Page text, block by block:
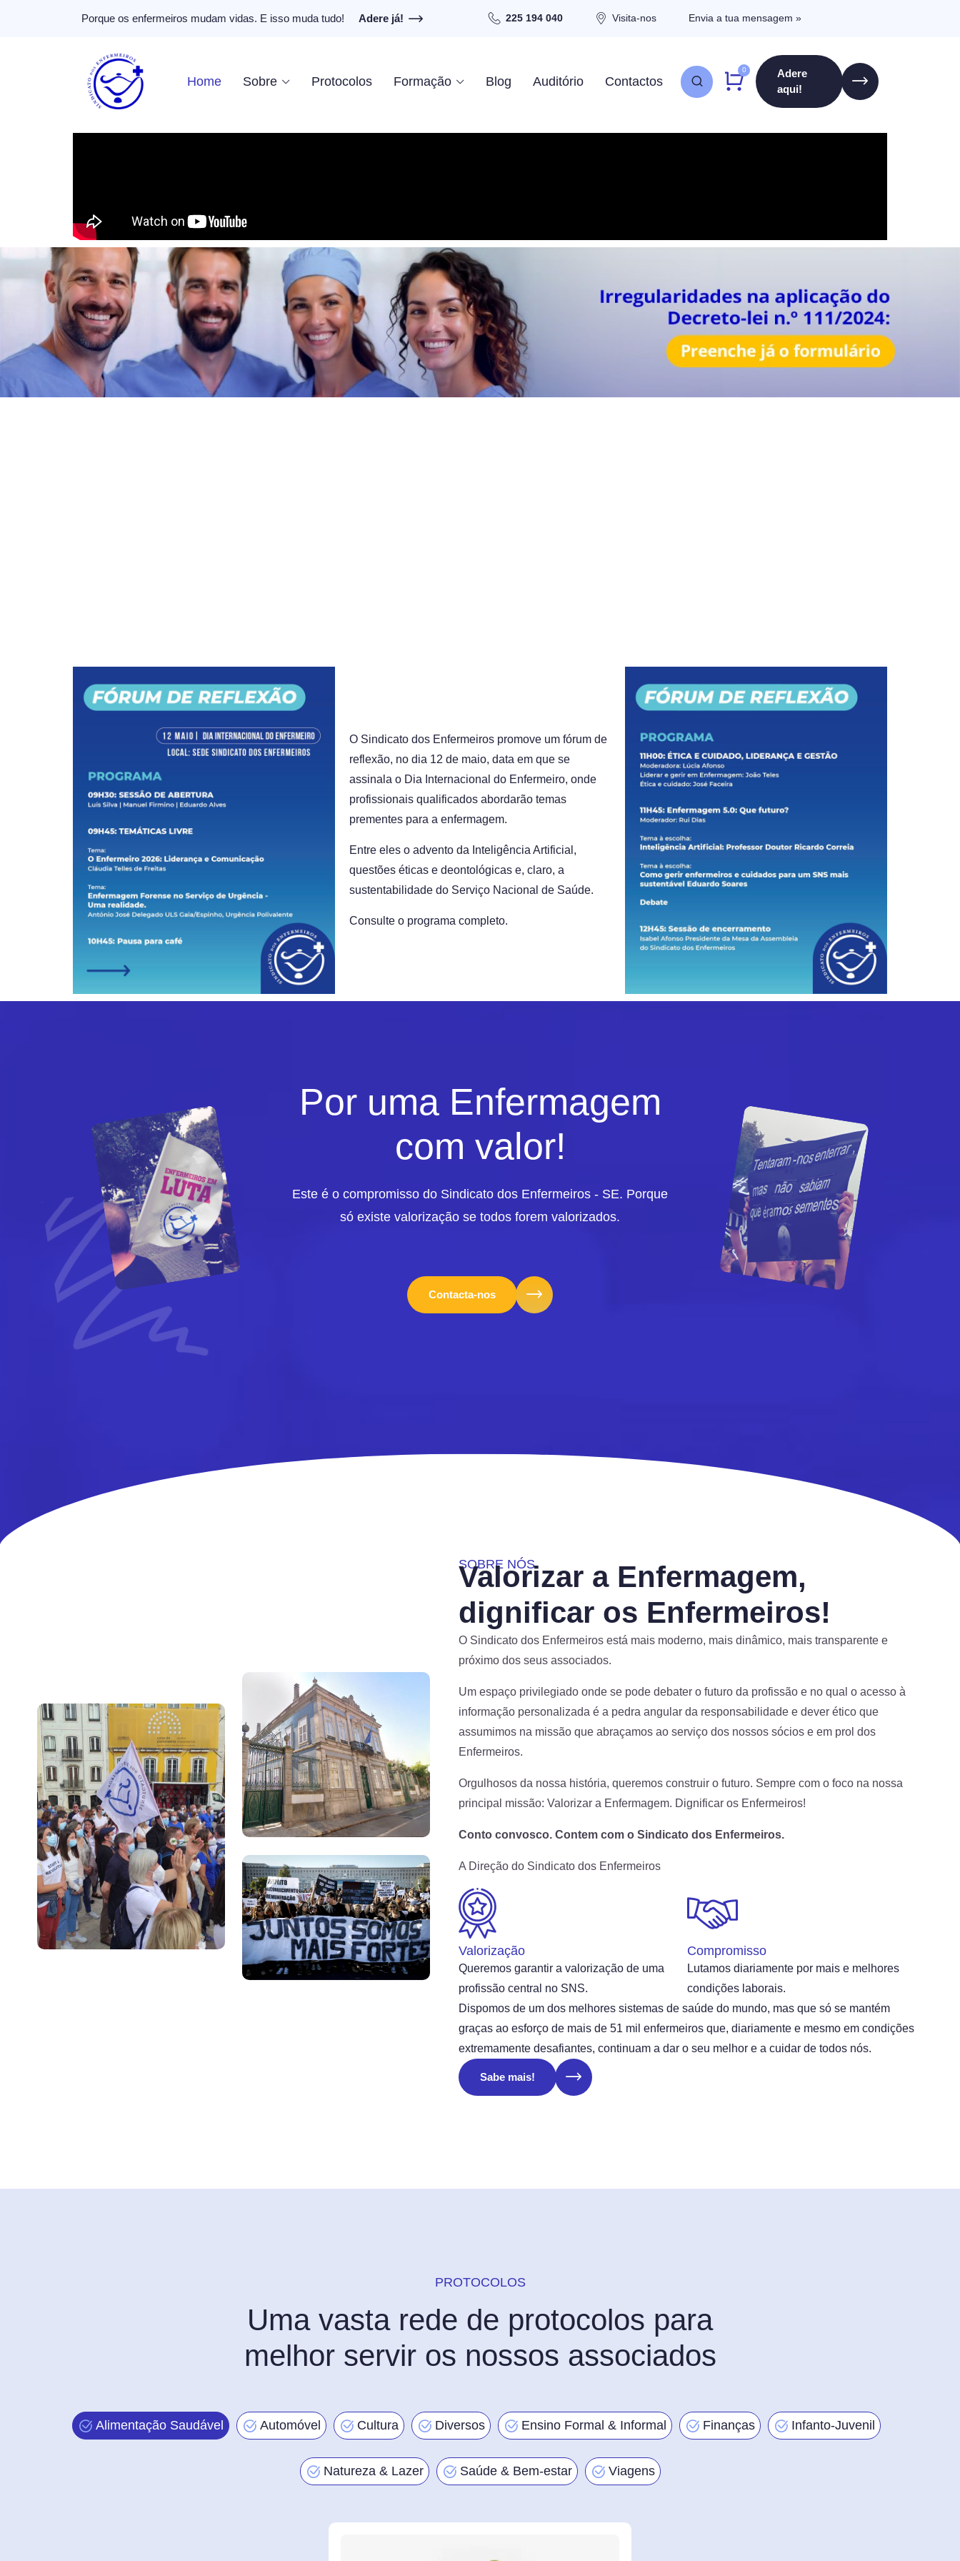
Porque os enfermeiros mudam vidas. E isso muda tudo! Adere já! 225 194 040 Visita-nos Envia a tua mensagem »
Home Sobre Protocolos Formação Blog Auditório Contactos
0
Adere
aqui!
O Sindicato dos Enfermeiros promove um fórum de
reflexão, no dia 12 de maio, data em que se
assinala o Dia Internacional do Enfermeiro, onde
profissionais qualificados abordarão temas
prementes para a enfermagem.
Entre eles o advento da Inteligência Artificial,
questões éticas e deontológicas e, claro, a
sustentabilidade do Serviço Nacional de Saúde.
Consulte o programa completo.
Por uma Enfermagem
com valor!
Este é o compromisso do Sindicato dos Enfermeiros - SE. Porque
só existe valorização se todos forem valorizados.
Contacta-nos
SOBRE NÓS
Valorizar a Enfermagem,
dignificar os Enfermeiros!
O Sindicato dos Enfermeiros está mais moderno, mais dinâmico, mais transparente e
próximo dos seus associados.
Um espaço privilegiado onde se pode debater o futuro da profissão e no qual o acesso à
informação personalizada é a pedra angular da responsabilidade e dever ético que
assumimos na missão que abraçamos ao serviço dos nossos sócios e em prol dos
Enfermeiros.
Orgulhosos da nossa história, queremos construir o futuro. Sempre com o foco na nossa
principal missão: Valorizar a Enfermagem. Dignificar os Enfermeiros!
Conto convosco. Contem com o Sindicato dos Enfermeiros.
A Direção do Sindicato dos Enfermeiros
Valorização
Queremos garantir a valorização de uma
profissão central no SNS.
Compromisso
Lutamos diariamente por mais e melhores
condições laborais.
Dispomos de um dos melhores sistemas de saúde do mundo, mas que só se mantém
graças ao esforço de mais de 51 mil enfermeiros que, diariamente e mesmo em condições
extremamente desafiantes, continuam a dar o seu melhor e a cuidar de todos nós.
Sabe mais!
PROTOCOLOS
Uma vasta rede de protocolos para
melhor servir os nossos associados
Alimentação Saudável Automóvel Cultura Diversos Ensino Formal & Informal Finanças Infanto-Juvenil
Natureza & Lazer Saúde & Bem-estar Viagens